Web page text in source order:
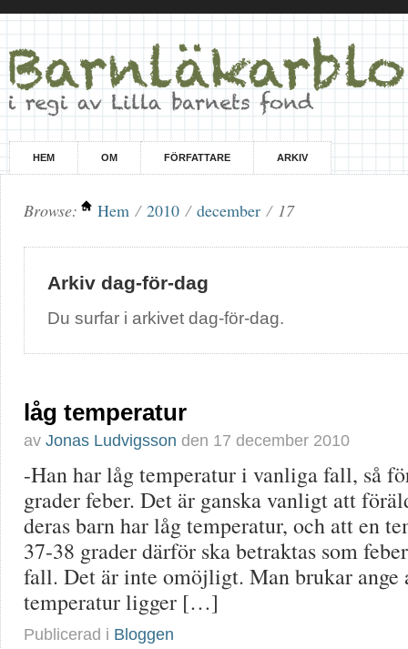
HEM OM FÖRFATTARE ARKIV
Browse: Hem / 2010 / december / 17
Arkiv dag-för-dag
Du surfar i arkivet dag-för-dag.
låg temperatur
av Jonas Ludvigsson den 17 december 2010
-Han har låg temperatur i vanliga fall, så
grader feber. Det är ganska vanligt att
deras barn har låg temperatur, och att en
37-38 grader därför ska betraktas som
fall. Det är inte omöjligt. Man brukar ange
temperatur ligger […]
Publicerad i Bloggen